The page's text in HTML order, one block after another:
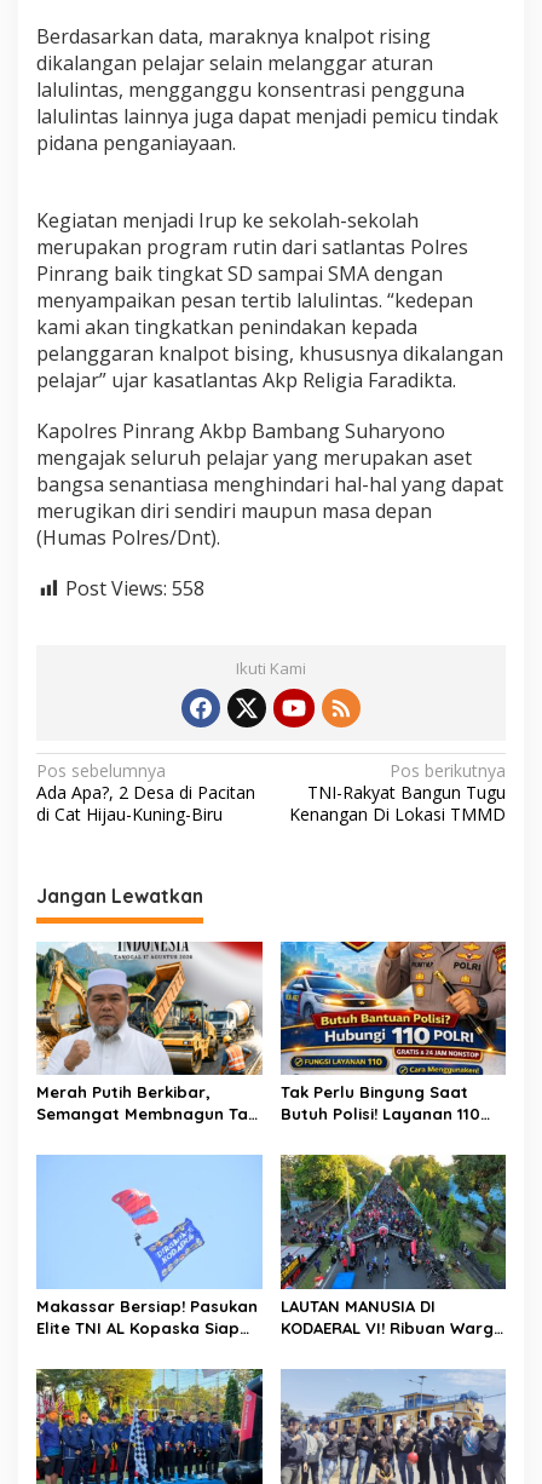
P
e
l
a
g
r
a
n
K
n
a
l
p
o
B
i
s
i
n
g
D
a
n
n
P
e
j
a
r
Berdasarkan data, maraknya knalpot rising
dikalangan pelajar selain melanggar aturan
lalulintas, mengganggu konsentrasi pengguna
lalulintas lainnya juga dapat menjadi pemicu tindak
pidana penganiayaan.
Kegiatan menjadi Irup ke sekolah-sekolah
merupakan program rutin dari satlantas Polres
Pinrang baik tingkat SD sampai SMA dengan
menyampaikan pesan tertib lalulintas. “kedepan
kami akan tingkatkan penindakan kepada
pelanggaran knalpot bising, khususnya dikalangan
pelajar” ujar kasatlantas Akp Religia Faradikta.
Kapolres Pinrang Akbp Bambang Suharyono
mengajak seluruh pelajar yang merupakan aset
bangsa senantiasa menghindari hal-hal yang dapat
merugikan diri sendiri maupun masa depan
(Humas Polres/Dnt).
Post Views: 558
Ikuti Kami
N
a
i
g
a
s
i
p
o
s
Pos sebelumnya
Ada Apa?, 2 Desa di Pacitan
di Cat Hijau-Kuning-Biru
Pos berikutnya
TNI-Rakyat Bangun Tugu
Kenangan Di Lokasi TMMD
Jangan Lewatkan
Merah Putih Berkibar,
Semangat Membnagun Tak
Muthalib: 81 Tahun
Saatnya Terus Berkarya
Untuk Negeri
Tak Perlu Bingung Saat
Butuh Polisi! Layanan 110
Gratis Untuk Masyarakat
Makassar Bersiap! Pasukan
Elite TNI AL Kopaska Siap
Langit Kota
LAUTAN MANUSIA DI
KODAERAL VI! Ribuan Warga
2026, KRI Golok hingga
Atraksi Kopaska Jadi
Magnet